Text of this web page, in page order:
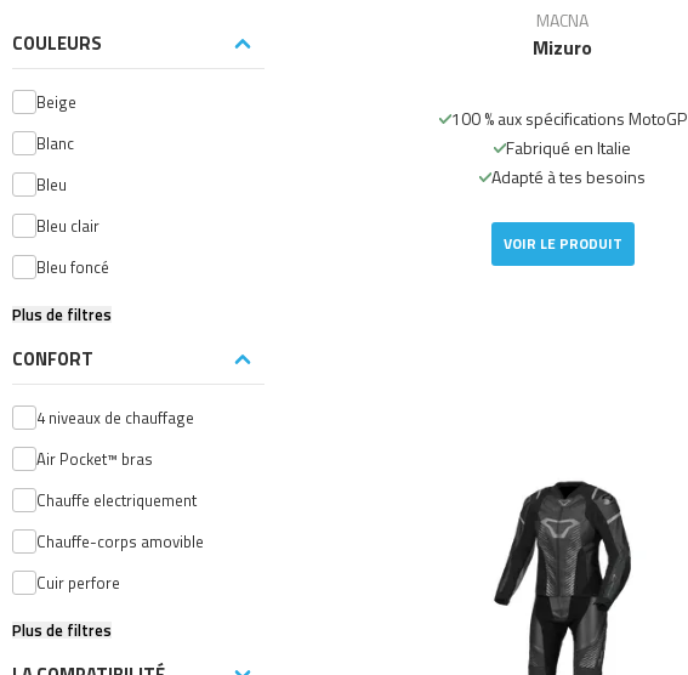
COULEURS
Beige
Blanc
Bleu
Bleu clair
Bleu foncé
Plus de filtres
CONFORT
4 niveaux de chauffage
Air Pocket™ bras
Chauffe electriquement
Chauffe-corps amovible
Cuir perfore
Plus de filtres
MACNA
Mizuro
100 % aux spécifications MotoGP
Fabriqué en Italie
Adapté à tes besoins
VOIR LE PRODUIT